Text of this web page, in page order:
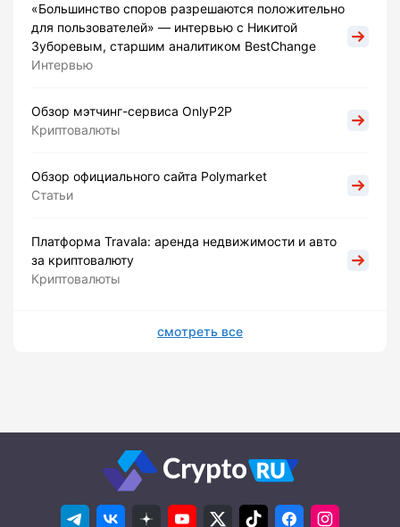
«Большинство споров разрешаются положительно
для пользователей» — интервью с Никитой
Зуборевым, старшим аналитиком BestChange
Интервью
Обзор мэтчинг-сервиса OnlyP2P
Криптовалюты
Обзор официального сайта Polymarket
Статьи
Платформа Travala: аренда недвижимости и авто
за криптовалюту
Криптовалюты
смотреть все